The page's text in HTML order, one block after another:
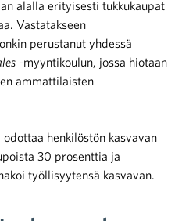
alalla erityisesti tukkukaupat
Vastatakseen
perustanut yhdessä
-myyntikoulun, jossa hiotaan
ammattilaisten
henkilöstön kasvavan
30 prosenttia ja
työllisyytensä kasvavan.